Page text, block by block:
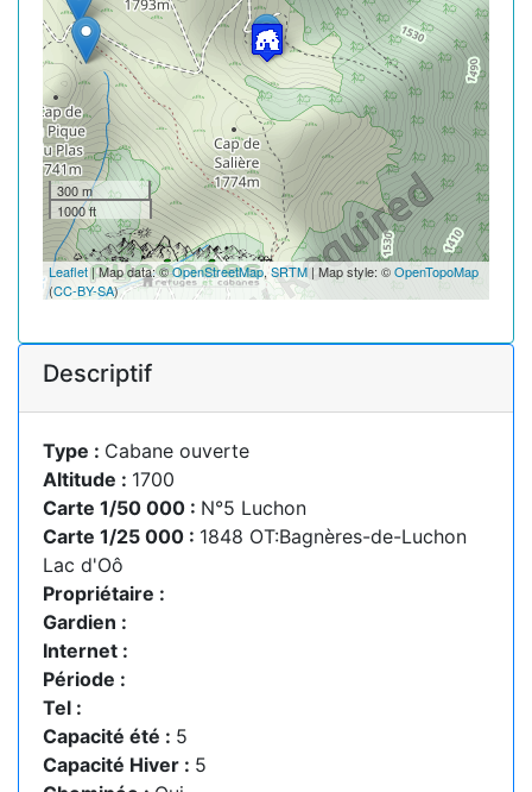
300 m
1000 ft
Leaflet| Map data: ©OpenStreetMap,SRTM | Map style: ©OpenTopoMap
(CC-BY-SA)
Descriptif
Type : Cabane ouverte
Altitude : 1700
Carte 1/50 000 : N°5 Luchon
Carte 1/25 000 : 1848 OT:Bagnères-de-Luchon
Lac d'Oô
Propriétaire :
Gardien :
Internet :
Période :
Tel :
Capacité été : 5
Capacité Hiver : 5